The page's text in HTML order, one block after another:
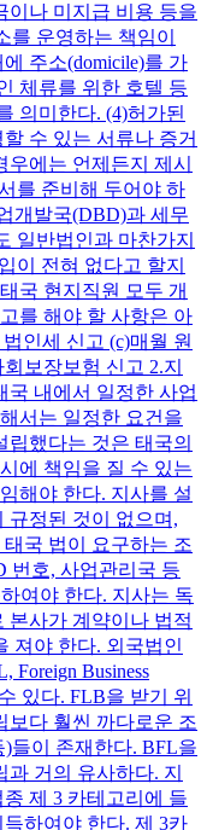
이나 미지급 비용 등을
를 운영하는 책임이
주소(domicile)를 가
체류를 위한 호텔 등
의미한다. (4)허가된
수 있는 서류나 증거
에는 언제든지 제시
를 준비해 두어야 하
개발국(DBD)과 세무
일반법인과 마찬가지
이 전혀 없다고 할지
국 현지직원 모두 개
를 해야 할 사항은 아
인세 신고 (c)매월 원
보장보험 신고 2.지
국 내에서 일정한 사업
서는 일정한 요건을
했다는 것은 태국의
에 책임을 질 수 있는
해야 한다. 지사를 설
규정된 것이 없으며,
국 법이 요구하는 조
번호, 사업관리국 등
여야 한다. 지사는 독
본사가 계약이나 법적
져야 한다. 외국법인
Foreign Business
있다. FLB을 받기 위
보다 훨씬 까다로운 조
들이 존재한다. BFL을
거의 유사하다. 지
제 3 카테고리에 들
하여야 한다. 제 3카